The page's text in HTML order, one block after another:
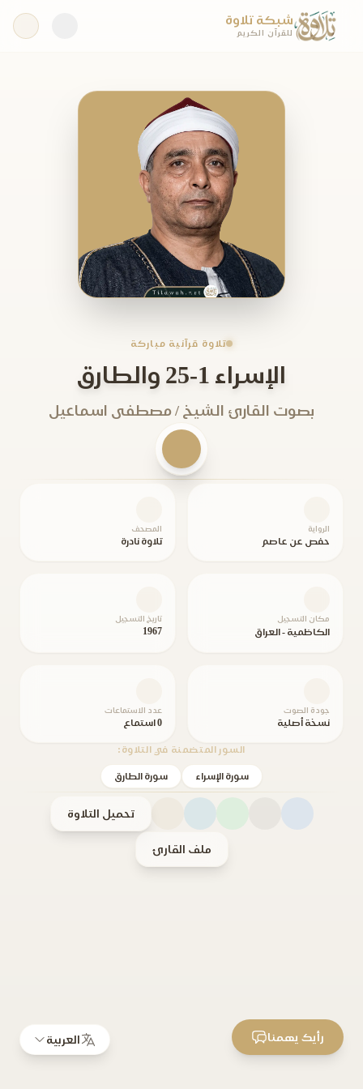
شبكة تلاوة
للقرآن الكريم
تلاوة قرآنية مباركة
الإسراء 1-25 والطارق
بصوت القارئ الشيخ / مصطفى اسماعيل
الرواية
حفص عن عاصم
المصحف
تلاوة نادرة
مكان التسجيل
الكاظمية - العراق
تاريخ التسجيل
1967
جودة الصوت
نسخة أصلية
عدد الاستماعات
0 استماع
السور المتضمنة في التلاوة:
سورة الإسراء سورة الطارق
تحميل التلاوة
ملف القارئ
العربية رأيك يهمنا